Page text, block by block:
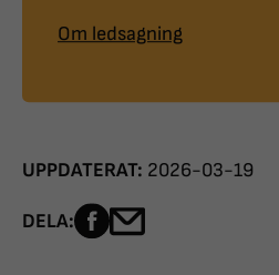
Om ledsagning
UPPDATERAT: 2026-03-19
DELA: Dela sidan på